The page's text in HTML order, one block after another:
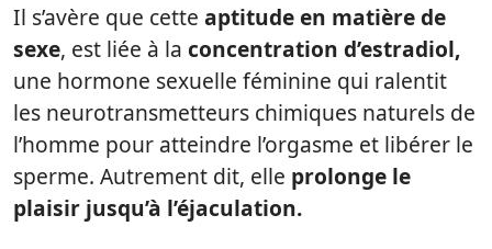
Il s’avère que cette aptitude en matière de
sexe, est liée à la concentration d’estradiol,
une hormone sexuelle féminine qui ralentit
les neurotransmetteurs chimiques naturels de
l’homme pour atteindre l’orgasme et libérer le
sperme. Autrement dit, elle prolonge le
plaisir jusqu’à l’éjaculation.